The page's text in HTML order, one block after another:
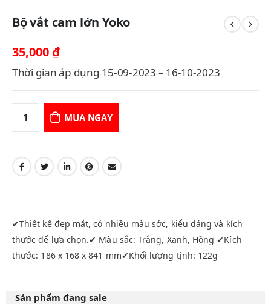
Bộ vắt cam lớn Yoko
35,000 ₫
Thời gian áp dụng 15-09-2023 – 16-10-2023
MUA NGAY
✔Thiết kế đẹp mắt, có nhiều màu sớc, kiểu dáng và kích
thước để lựa chọn.✔ Màu sắc: Trắng, Xanh, Hồng ✔Kích
thước: 186 x 168 x 841 mm✔Khối lượng tịnh: 122g
Sản phẩm đang sale